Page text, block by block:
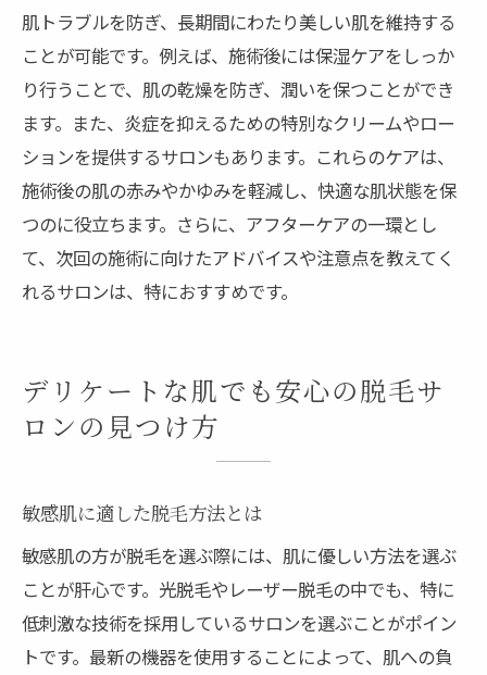
肌トラブルを防ぎ、長期間にわたり美しい肌を維持する
ことが可能です。例えば、施術後には保湿ケアをしっか
り行うことで、肌の乾燥を防ぎ、潤いを保つことができ
ます。また、炎症を抑えるための特別なクリームやロー
ションを提供するサロンもあります。これらのケアは、
施術後の肌の赤みやかゆみを軽減し、快適な肌状態を保
つのに役立ちます。さらに、アフターケアの一環とし
て、次回の施術に向けたアドバイスや注意点を教えてく
れるサロンは、特におすすめです。
デリケートな肌でも安心の脱毛サ
ロンの見つけ方
敏感肌に適した脱毛方法とは
敏感肌の方が脱毛を選ぶ際には、肌に優しい方法を選ぶ
ことが肝心です。光脱毛やレーザー脱毛の中でも、特に
低刺激な技術を採用しているサロンを選ぶことがポイン
トです。最新の機器を使用することによって、肌への負